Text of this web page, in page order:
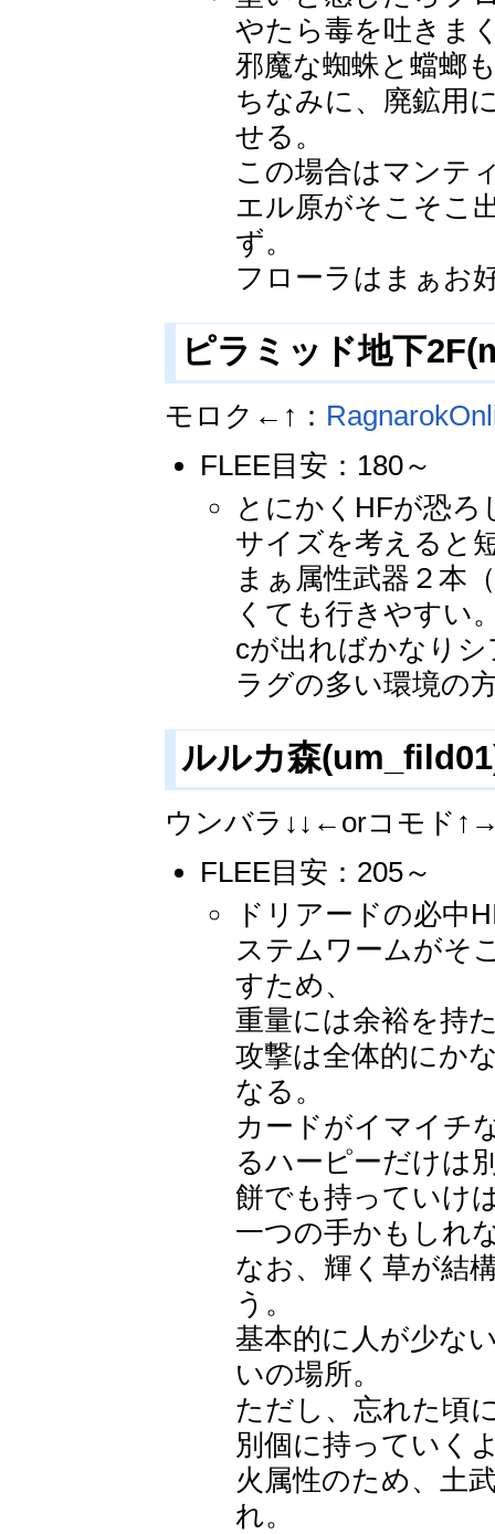
やたら毒を吐きま
邪魔な蜘蛛と蟷螂
ちなみに、廃鉱用
せる。
この場合はマンテ
エル原がそこそこ
ず。
フローラはまぁお
ピラミッド地下
モロク←↑：
FLEE目安：180～
とにかくHFが恐
サイズを考えると
まぁ属性武器２本
くても行きやすい
cが出ればかなり
ラグの多い環境の
ルルカ森
ウンバラ↓↓←orコモド
FLEE目安：205～
ドリアードの必中
ステムワームがそ
すため、
重量には余裕を持
攻撃は全体的にか
なる。
カードがイマイチ
るハーピーだけは
餅でも持っていけ
一つの手かもしれ
なお、輝く草が結
う。
基本的に人が少な
いの場所。
ただし、忘れた頃
別個に持っていく
火属性のため、土
れ。